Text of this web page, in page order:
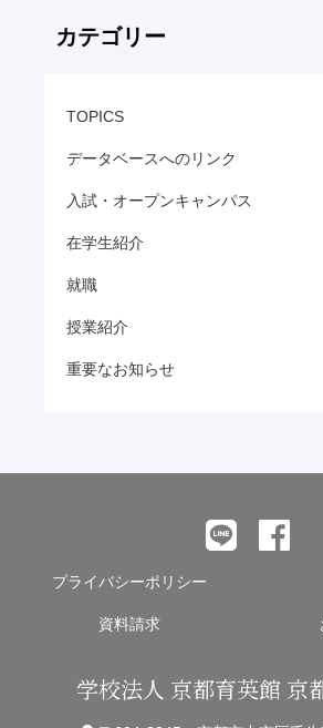
カテゴリー
TOPICS
データベースへのリンク
入試・オープンキャンパス
在学生紹介
就職
授業紹介
重要なお知らせ
プライバシーポリシー
資料請求
学校法人 京都育英館 京